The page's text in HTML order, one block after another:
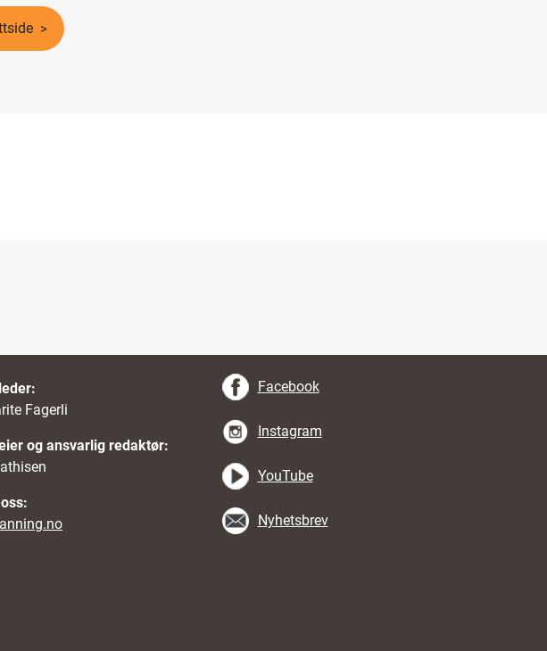
Fagerli
og ansvarlig redaktør:
Facebook
Instagram
YouTube
Nyhetsbrev